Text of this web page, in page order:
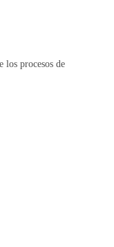
los procesos de